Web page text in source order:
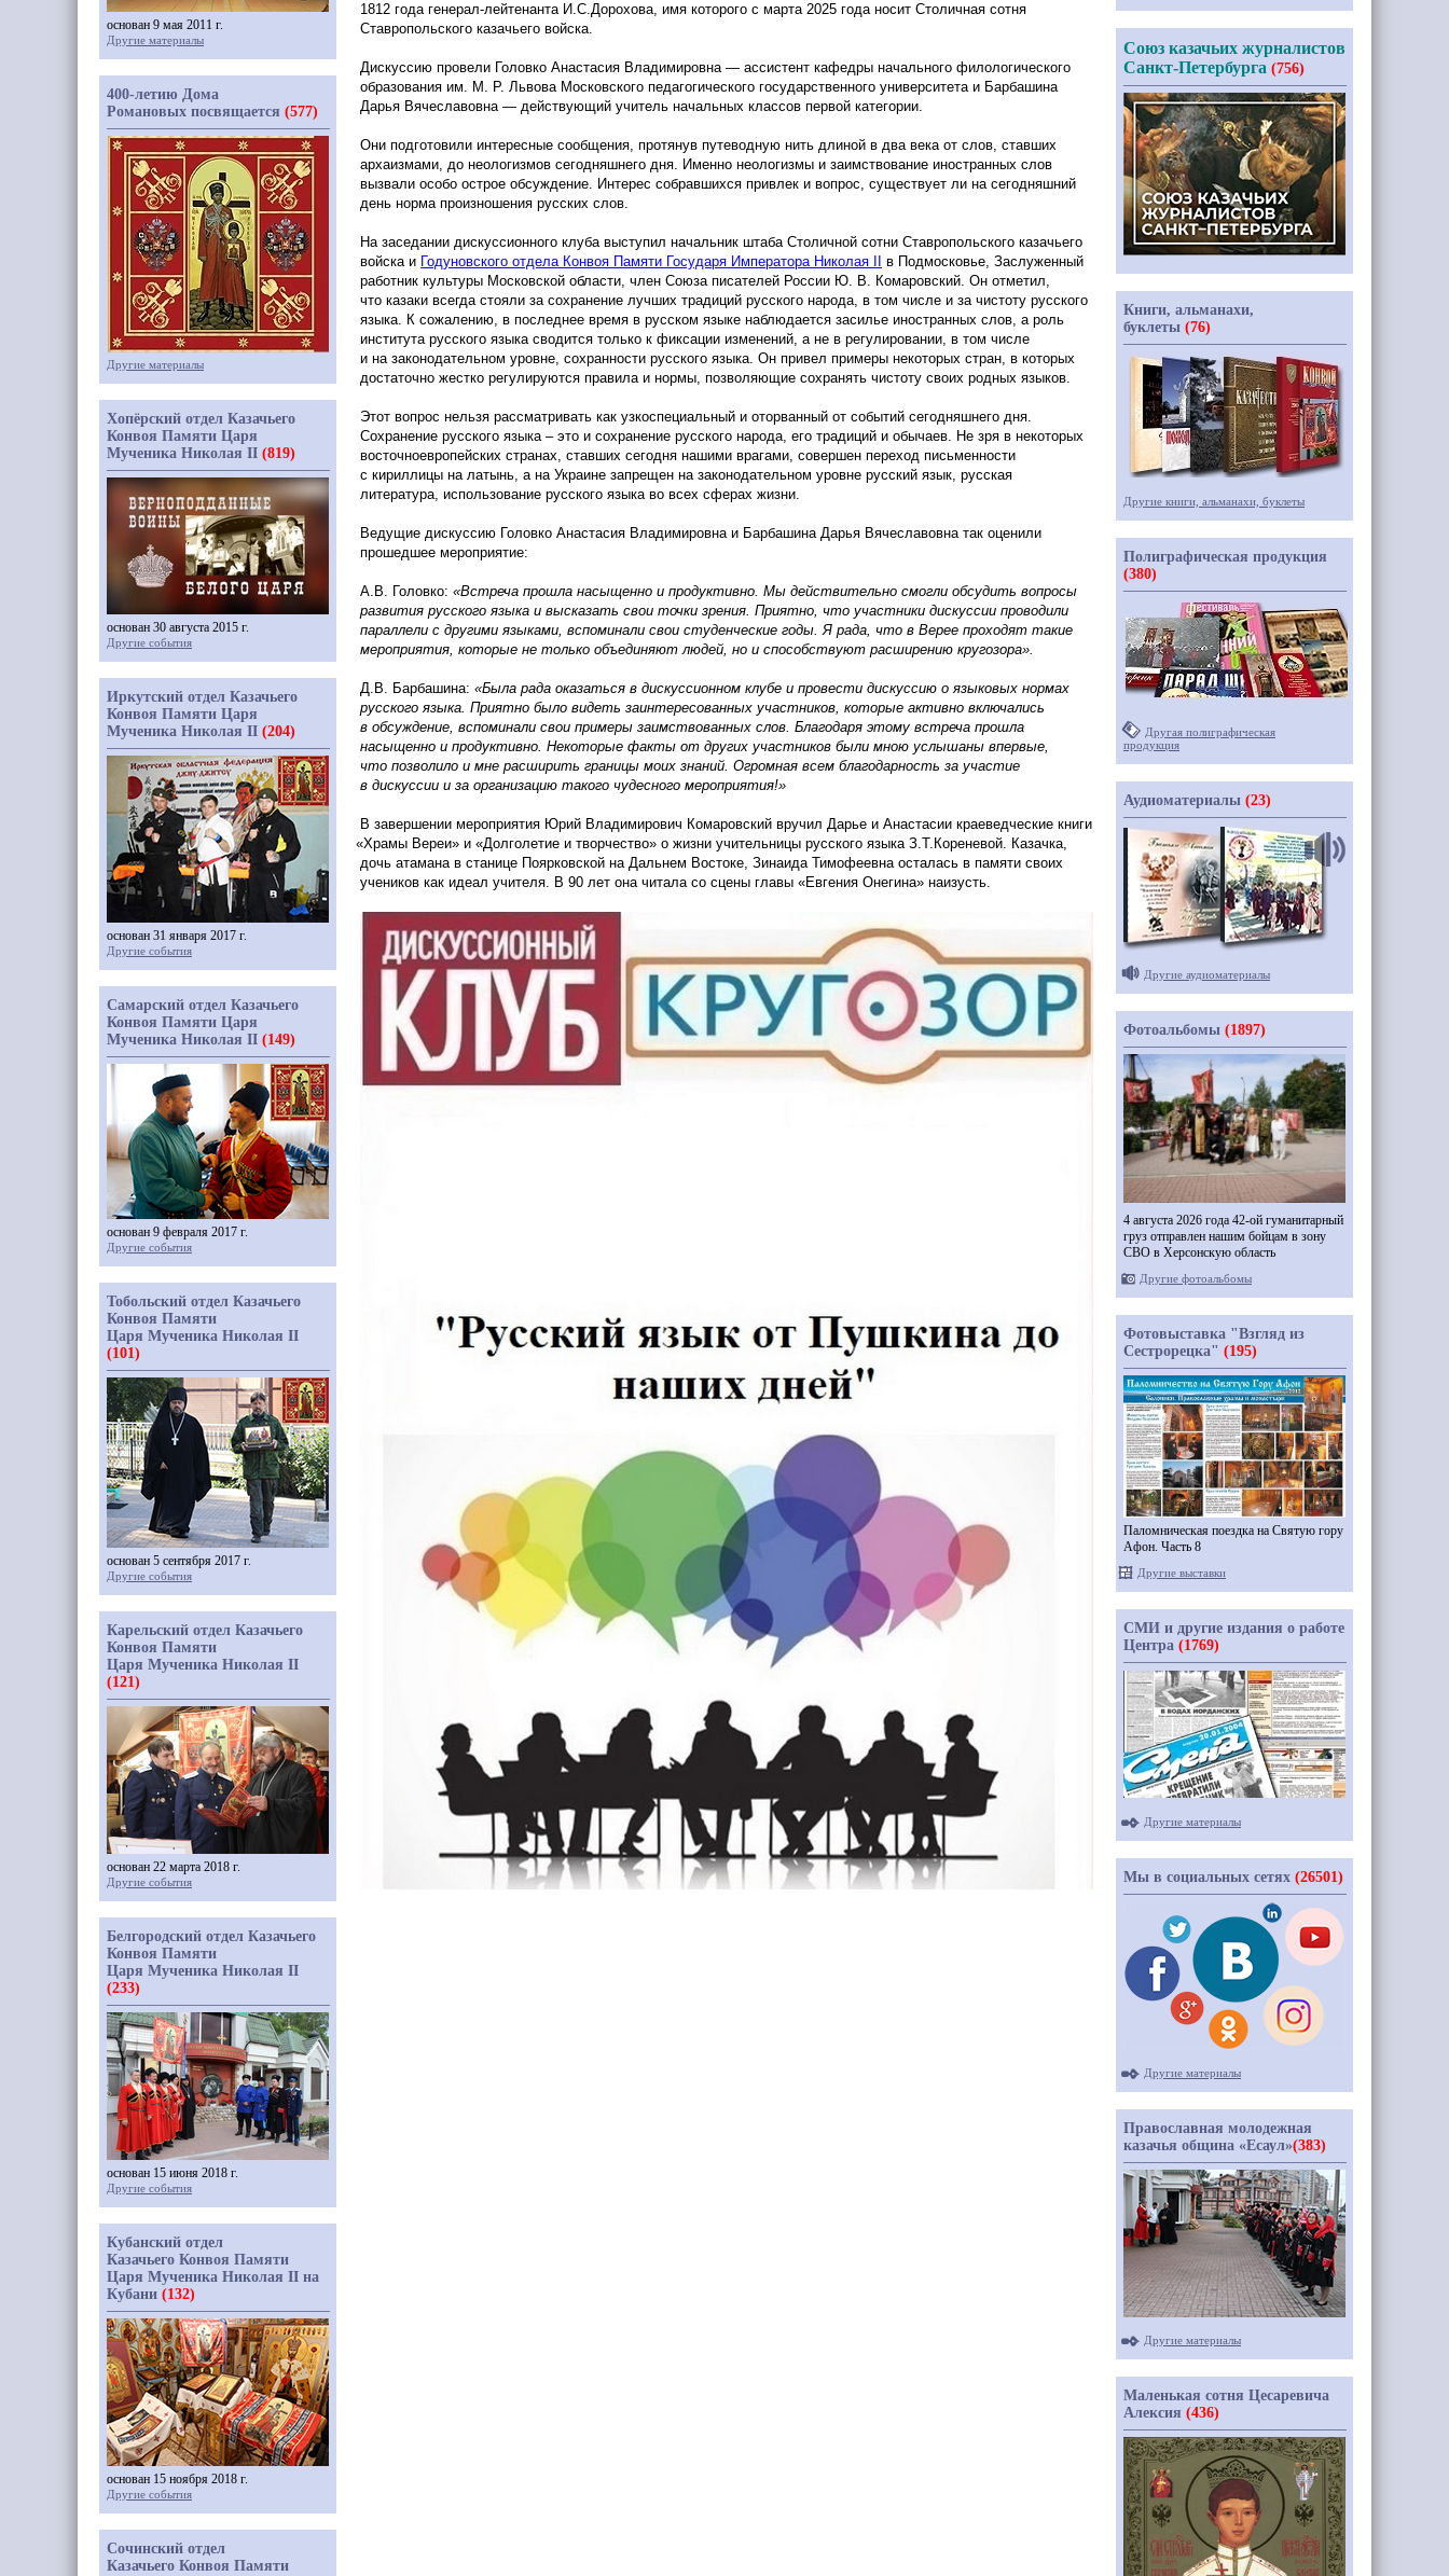
1812 года генерал-лейтенанта И.С.Дорохова, имя которого с марта 2025 года носит Столичная сотня
Ставропольского казачьего войска.
Дискуссию провели Головко Анастасия Владимировна — ассистент кафедры начального филологического
образования им. М. Р. Львова Московского педагогического государственного университета и Барбашина
Дарья Вячеславовна — действующий учитель начальных классов первой категории.
Они подготовили интересные сообщения, протянув путеводную нить длиной в два века от слов, ставших
архаизмами, до неологизмов сегодняшнего дня. Именно неологизмы и заимствование иностранных слов
вызвали особо острое обсуждение. Интерес собравшихся привлек и вопрос, существует ли на сегодняшний
день норма произношения русских слов.
На заседании дискуссионного клуба выступил начальник штаба Столичной сотни Ставропольского казачьего
войска и Годуновского отдела Конвоя Памяти Государя Императора Николая
в Подмосковье, Заслуженный
работник культуры Московской области, член Союза писателей России Ю. В. Комаровский. Он отметил,
что казаки всегда стояли за сохранение лучших традиций русского народа, в том числе и за чистоту русского
языка. К сожалению, в последнее время в русском языке наблюдается засилье иностранных слов, а роль
института русского языка сводится только к фиксации изменений, а не в регулировании, в том числе
и на законодательном уровне, сохранности русского языка. Он привел примеры некоторых стран, в которых
достаточно жестко регулируются правила и нормы, позволяющие сохранять чистоту своих родных языков.
Этот вопрос нельзя рассматривать как узкоспециальный и оторванный от событий сегодняшнего дня.
Сохранение русского языка – это и сохранение русского народа, его традиций и обычаев. Не зря в некоторых
восточноевропейских странах, ставших сегодня нашими врагами, совершен переход письменности
с кириллицы на латынь, а на Украине запрещен на законодательном уровне русский язык, русская
литература, использование русского языка во всех сферах жизни.
Ведущие дискуссию Головко Анастасия Владимировна и Барбашина Дарья Вячеславовна так оценили
прошедшее мероприятие:
А.В. Головко: «Встреча прошла насыщенно и продуктивно. Мы действительно смогли обсудить вопросы
развития русского языка и высказать свои точки зрения. Приятно, что участники дискуссии проводили
параллели с другими языками, вспоминали свои студенческие годы. Я рада, что в Верее проходят такие
мероприятия, которые не только объединяют людей, но и способствуют расширению кругозора».
Д.В. Барбашина: «Была рада оказаться в дискуссионном клубе и провести дискуссию о языковых нормах
русского языка. Приятно было видеть заинтересованных участников, которые активно включались
в обсуждение, вспоминали свои примеры заимствованных слов. Благодаря этому встреча прошла
насыщенно и продуктивно. Некоторые факты от других участников были мною услышаны впервые,
что позволило и мне расширить границы моих знаний. Огромная всем благодарность за участие
в дискуссии и за организацию такого чудесного мероприятия!»
В завершении мероприятия Юрий Владимирович Комаровский вручил Дарье и Анастасии краеведческие книги
«Храмы Вереи» и «Долголетие и творчество» о жизни учительницы русского языка З.Т.Кореневой. Казачка,
дочь атамана в станице Поярковской на Дальнем Востоке, Зинаида Тимофеевна осталась в памяти своих
учеников как идеал учителя. В 90 лет она читала со сцены главы «Евгения Онегина» наизусть.
основан 9 мая 2011 г.
Другие материалы
400-летию Дома
Романовых посвящается (577)
Другие материалы
Хопёрский отдел Казачьего
Конвоя Памяти Царя
Мученика Николая II (819)
основан 30 августа 2015 г.
Другие события
Иркутский отдел Казачьего
Конвоя Памяти Царя
Мученика Николая II (204)
основан 31 января 2017 г.
Другие события
Самарский отдел Казачьего
Конвоя Памяти Царя
Мученика Николая II (149)
основан 9 февраля 2017 г.
Другие события
Тобольский отдел Казачьего
Конвоя Памяти
Царя Мученика Николая II
(101)
основан 5 сентября 2017 г.
Другие события
Карельский отдел Казачьего
Конвоя Памяти
Царя Мученика Николая II
(121)
основан 22 марта 2018 г.
Другие события
Белгородский отдел Казачьего
Конвоя Памяти
Царя Мученика Николая II
(233)
основан 15 июня 2018 г.
Другие события
Кубанский отдел
Казачьего Конвоя Памяти
Царя Мученика Николая II на
Кубани (132)
основан 15 ноября 2018 г.
Другие события
Сочинский отдел
Казачьего Конвоя Памяти
Союз казачьих журналистов
Санкт-Петербурга (756)
Книги, альманахи,
буклеты (76)
Другие книги, альманахи, буклеты
Полиграфическая продукция
(380)
Другая полиграфическая
продукция
Аудиоматериалы (23)
Другие аудиоматериалы
Фотоальбомы (1897)
4 августа 2026 года 42-ой гуманитарный
груз отправлен нашим бойцам в зону
СВО в Херсонскую область
Другие фотоальбомы
Фотовыставка "Взгляд из
Сестрорецка" (195)
Паломническая поездка на Святую гору
Афон. Часть 8
Другие выставки
СМИ и другие издания о работе
Центра (1769)
Другие материалы
Мы в социальных сетях (26501)
Другие материалы
Православная молодежная
казачья община «Есаул»(383)
Другие материалы
Маленькая сотня Цесаревича
Алексия (436)